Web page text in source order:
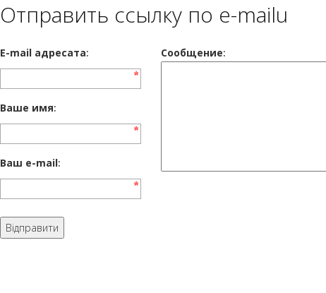
Отправить ссылку по e-mailu
E-mail адресата: Сообщение:
Ваше имя:
Ваш e-mail: